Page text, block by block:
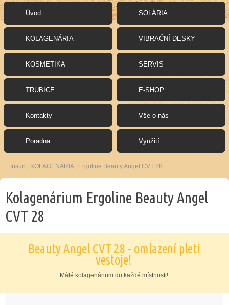
Úvod SOLÁRIA
KOLAGENÁRIA VIBRAČNÍ DESKY
KOSMETIKA SERVIS
TRUBICE E-SHOP
Kontakty Vše o nás
Poradna Využití
Insun KOLAGENÁRIA| Ergoline Beauty Angel CVT 28
Kolagenárium Ergoline Beauty Angel
CVT 28
Beauty Angel CVT 28 - omlazení pleti
vestoje!
Málé kolagenárium do každé místnosti!